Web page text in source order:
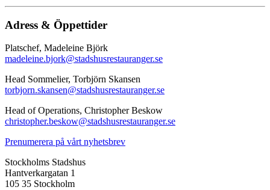
Adress & Öppettider
Platschef, Madeleine Björk
madeleine.bjork@stadshusrestauranger.se
Head Sommelier, Torbjörn Skansen
torbjorn.skansen@stadshusrestauranger.se
Head of Operations, Christopher Beskow
christopher.beskow@stadshusrestauranger.se
Prenumerera på vårt nyhetsbrev
Stockholms Stadshus
Hantverkargatan 1
105 35 Stockholm